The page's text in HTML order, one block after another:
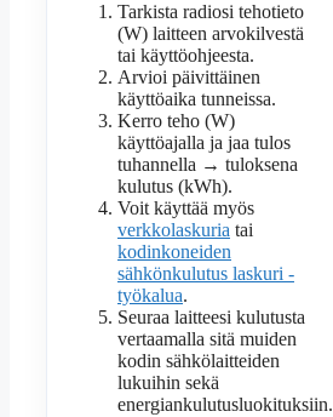
Tarkista radiosi tehotieto
(W) laitteen arvokilvestä
tai käyttöohjeesta.
Arvioi päivittäinen
käyttöaika tunneissa.
Kerro teho (W)
käyttöajalla ja jaa tulos
tuhannella → tuloksena
kulutus (kWh).
Voit käyttää myös
verkkolaskuria tai
kodinkoneiden
sähkönkulutus laskuri -
työkalua.
Seuraa laitteesi kulutusta
vertaamalla sitä muiden
kodin sähkölaitteiden
lukuihin sekä
energiankulutusluokituksiin.